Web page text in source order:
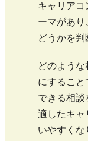
キャリアコ
ーマがあ
どうかを判
どのよう
にするこ
できる相談
適したキャ
いやすくな